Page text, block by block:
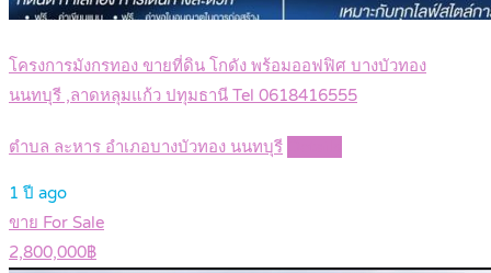
โครงการมังกรทอง ขายที่ดิน โกดัง พร้อมออฟฟิศ บางบัวทอง
นนทบุรี ,ลาดหลุมแก้ว ปทุมธานี Tel 0618416555
ตำบล ละหาร อำเภอบางบัวทอง นนทบุรี
1 ปี ago
ขาย For Sale
2,800,000฿